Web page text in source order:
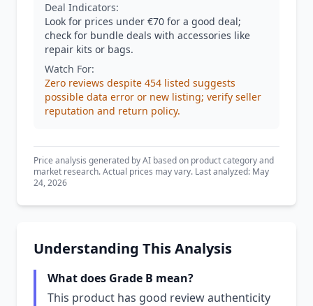
Deal Indicators:
Look for prices under €70 for a good deal;
check for bundle deals with accessories like
repair kits or bags.
Watch For:
Zero reviews despite 454 listed suggests
possible data error or new listing; verify seller
reputation and return policy.
Price analysis generated by AI based on product category and
market research. Actual prices may vary. Last analyzed: May
24, 2026
Understanding This Analysis
What does Grade B mean?
This product has good review authenticity